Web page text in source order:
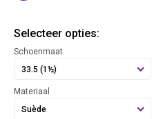
Selecteer opties:
Schoenmaat
33.5 (1½)
Materiaal
Suède